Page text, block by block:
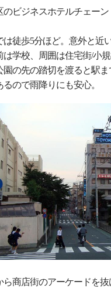
のビジネスホテルチェー
は徒歩5分ほど。意外と近
は学校、周囲は住宅街/小
園の先の踏切を渡ると駅
るので雨降りにも安心。
ら商店街のアーケードを